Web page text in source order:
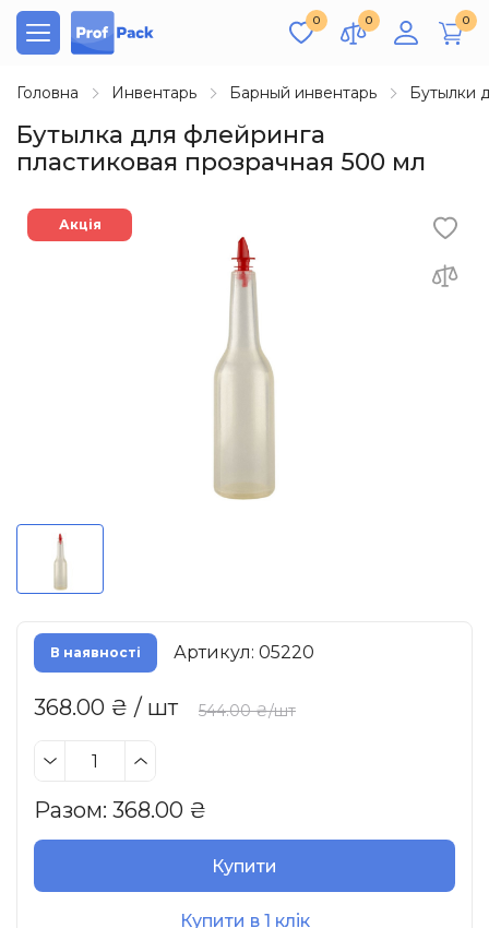
0 0 0
Головна Инвентарь Барный инвентарь Бутылки
Бутылка для флейринга
пластиковая прозрачная 500 мл
Акція
В наявності Артикул: 05220
368.00 ₴ / шт 544.00 ₴/шт
Разом: 368.00 ₴
Купити
Купити в 1 клік